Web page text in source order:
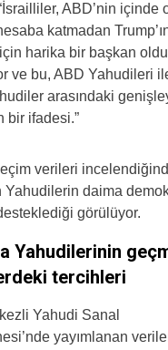
ABD’nin içinde
katmadan
harika bir başkan
ve bu, ABD Yahudileri
arasındaki
bir ifadesi.”
verileri
Yahudilerin daima
görülüyor.
Yahudilerinin
tercihleri
Yahudi Sanal
yayımlanan